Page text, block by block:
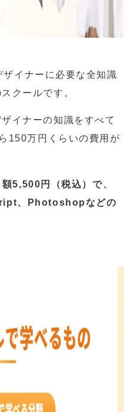
ザイナーに必要な全知識
クールです。
イナーの知識をすべて
150万円くらいの費用が
5,500円（税込）で、
、Photoshopなどの